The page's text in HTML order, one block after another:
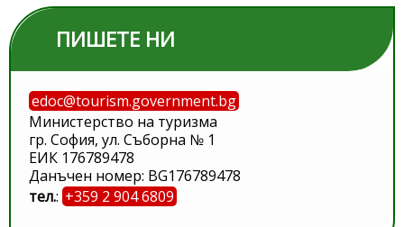
ПИШЕТЕ НИ
edoc@tourism.government.bg
Министерство на туризма
гр. София, ул. Съборна № 1
ЕИК 176789478
Данъчен номер: BG176789478
тел.: +359 2 904 6809